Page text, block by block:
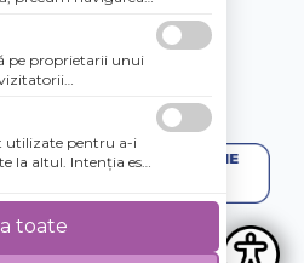
fără aceste
pe proprietarii unui
utilizate pentru a-i
la altul. Intenţia este
sunt mai valoroase
părţile terţe care se
toate